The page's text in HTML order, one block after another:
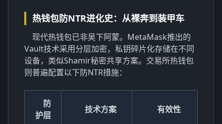
热钱包防NTR进化史：从裸奔到装甲车
现代热钱包已非吴下阿蒙。MetaMask推出的
Vault技术采用分层加密，私钥碎片化存储在不同
设备，类似Shamir秘密共享方案。交易所热钱包
则普遍配置以下防NTR措施：
防
护层
技术方案 有效性